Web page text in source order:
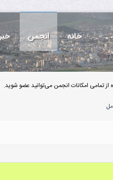
خانه انجمن
تمامی امکانات انجمن می‌توانید عضو شوید.